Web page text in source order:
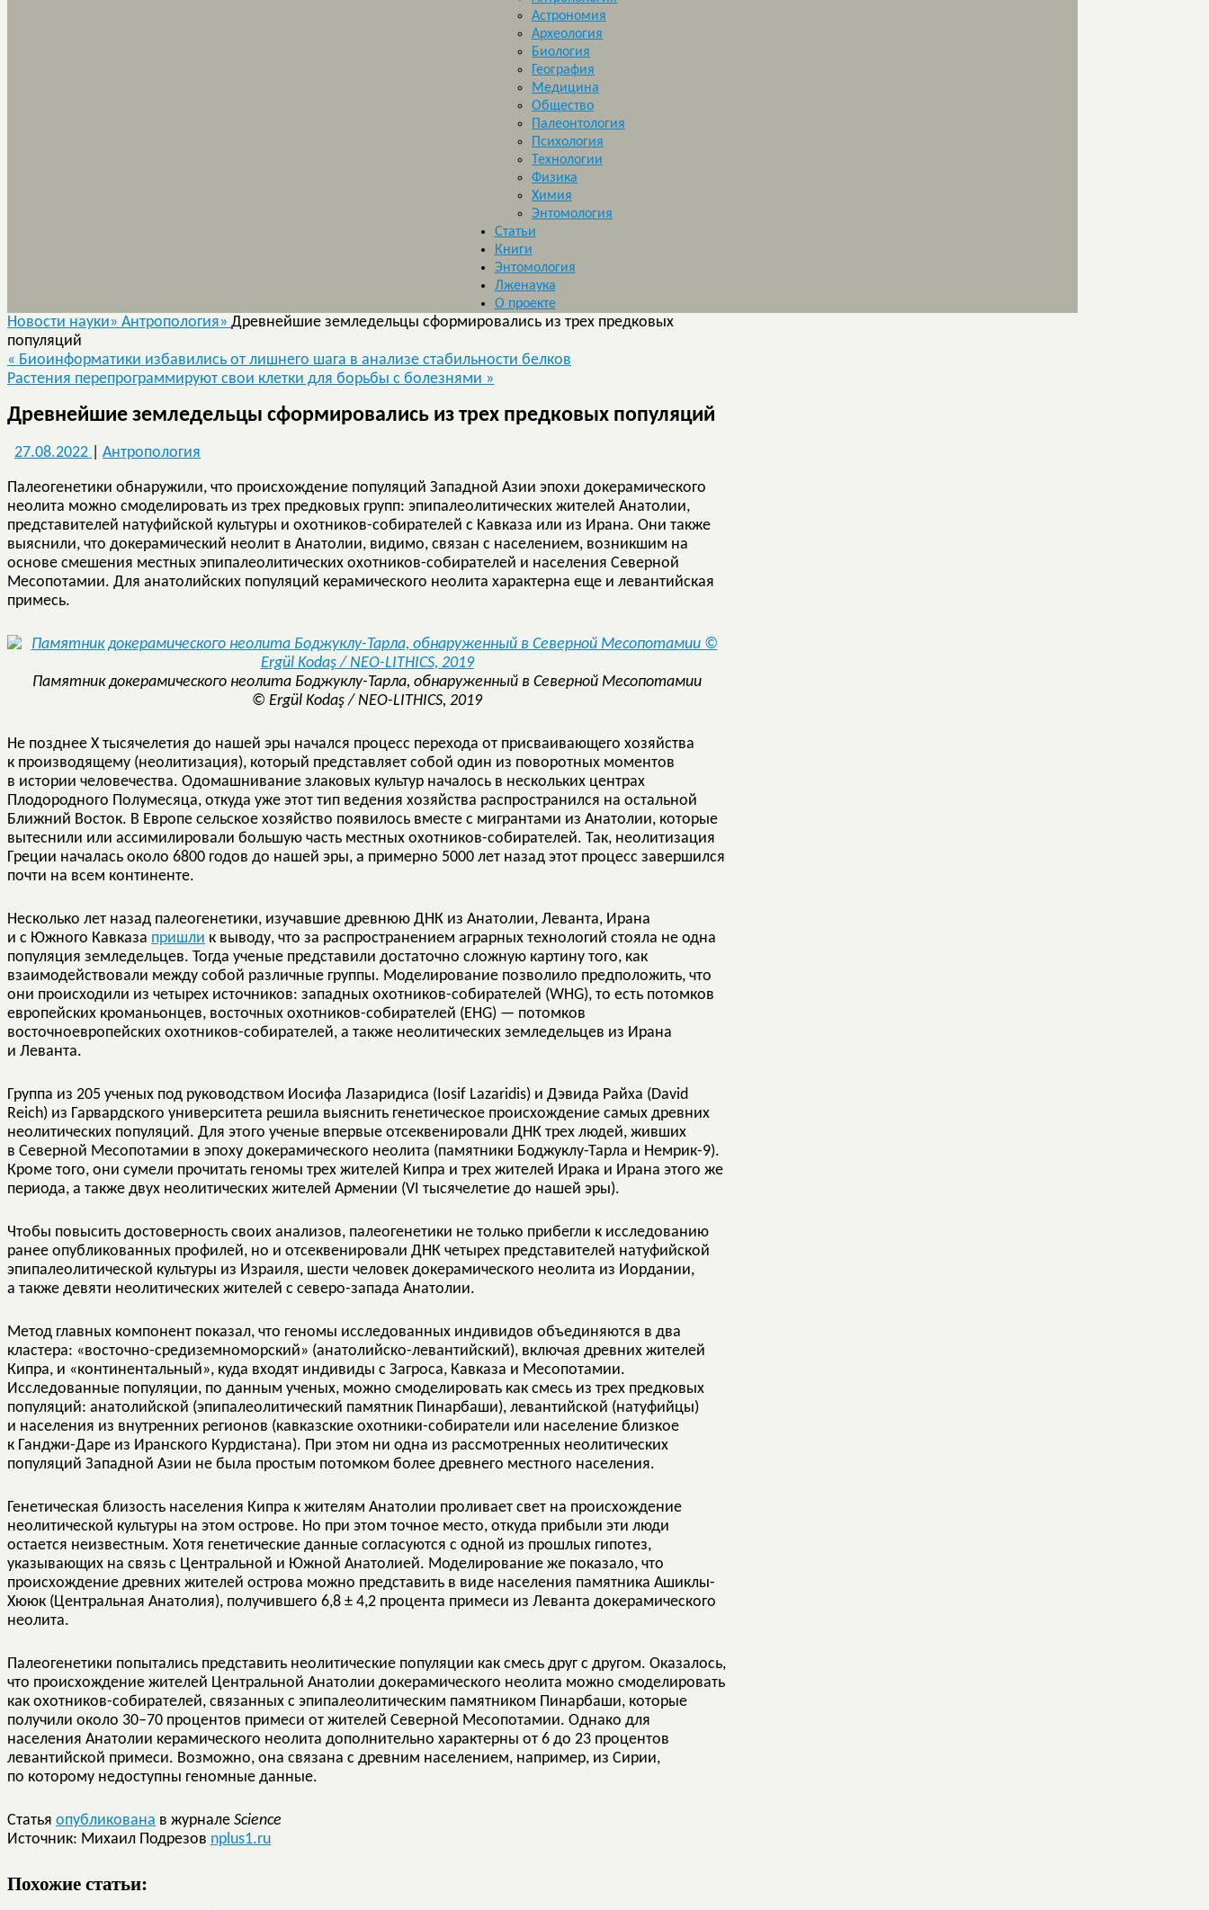
Астрономия
Археология
Биология
География
Медицина
Общество
Палеонтология
Психология
Технологии
Физика
Химия
Энтомология
Статьи
Книги
Энтомология
Лженаука
О проекте
Новости науки» Антропология» Древнейшие земледельцы сформировались из трех предковых
популяций
« Биоинформатики избавились от лишнего шага в анализе стабильности белков
Растения перепрограммируют свои клетки для борьбы с болезнями »
Древнейшие земледельцы сформировались из трех предковых популяций
27.08.2022 Антропология
Палеогенетики обнаружили, что происхождение популяций Западной Азии эпохи докерамического
неолита можно смоделировать из трех предковых групп: эпипалеолитических жителей Анатолии,
представителей натуфийской культуры и охотников-собирателей с Кавказа или из Ирана. Они также
выяснили, что докерамический неолит в Анатолии, видимо, связан с населением, возникшим на
основе смешения местных эпипалеолитических охотников-собирателей и населения Северной
Месопотамии. Для анатолийских популяций керамического неолита характерна еще и левантийская
примесь.
Памятник докерамического неолита Боджуклу-Тарла, обнаруженный в Северной Месопотамии
© Ergül Kodaş / NEO-LITHICS, 2019
Не позднее X тысячелетия до нашей эры начался процесс перехода от присваивающего хозяйства
к производящему (неолитизация), который представляет собой один из поворотных моментов
в истории человечества. Одомашнивание злаковых культур началось в нескольких центрах
Плодородного Полумесяца, откуда уже этот тип ведения хозяйства распространился на остальной
Ближний Восток. В Европе сельское хозяйство появилось вместе с мигрантами из Анатолии, которые
вытеснили или ассимилировали большую часть местных охотников-собирателей. Так, неолитизация
Греции началась около 6800 годов до нашей эры, а примерно 5000 лет назад этот процесс завершился
почти на всем континенте.
Несколько лет назад палеогенетики, изучавшие древнюю ДНК из Анатолии, Леванта, Ирана
и с Южного Кавказа пришли к выводу, что за распространением аграрных технологий стояла не одна
популяция земледельцев. Тогда ученые представили достаточно сложную картину того, как
взаимодействовали между собой различные группы. Моделирование позволило предположить, что
они происходили из четырех источников: западных охотников-собирателей (WHG), то есть потомков
европейских кроманьонцев, восточных охотников-собирателей (EHG) — потомков
восточноевропейских охотников-собирателей, а также неолитических земледельцев из Ирана
и Леванта.
Группа из 205 ученых под руководством Иосифа Лазаридиса (Iosif Lazaridis) и Дэвида Райха (David
Reich) из Гарвардского университета решила выяснить генетическое происхождение самых древних
неолитических популяций. Для этого ученые впервые отсеквенировали ДНК трех людей, живших
в Северной Месопотамии в эпоху докерамического неолита (памятники Боджуклу-Тарла и Немрик-9).
Кроме того, они сумели прочитать геномы трех жителей Кипра и трех жителей Ирака и Ирана этого же
периода, а также двух неолитических жителей Армении (VI тысячелетие до нашей эры).
Чтобы повысить достоверность своих анализов, палеогенетики не только прибегли к исследованию
ранее опубликованных профилей, но и отсеквенировали ДНК четырех представителей натуфийской
эпипалеолитической культуры из Израиля, шести человек докерамического неолита из Иордании,
а также девяти неолитических жителей с северо-запада Анатолии.
Метод главных компонент показал, что геномы исследованных индивидов объединяются в два
кластера: «восточно-средиземноморский» (анатолийско-левантийский), включая древних жителей
Кипра, и «континентальный», куда входят индивиды с Загроса, Кавказа и Месопотамии.
Исследованные популяции, по данным ученых, можно смоделировать как смесь из трех предковых
популяций: анатолийской (эпипалеолитический памятник Пинарбаши), левантийской (натуфийцы)
и населения из внутренних регионов (кавказские охотники-собиратели или население близкое
к Ганджи-Даре из Иранского Курдистана). При этом ни одна из рассмотренных неолитических
популяций Западной Азии не была простым потомком более древнего местного населения.
Генетическая близость населения Кипра к жителям Анатолии проливает свет на происхождение
неолитической культуры на этом острове. Но при этом точное место, откуда прибыли эти люди
остается неизвестным. Хотя генетические данные согласуются с одной из прошлых гипотез,
указывающих на связь с Центральной и Южной Анатолией. Моделирование же показало, что
происхождение древних жителей острова можно представить в виде населения памятника Ашиклы-
Хююк (Центральная Анатолия), получившего 6,8 ± 4,2 процента примеси из Леванта докерамического
неолита.
Палеогенетики попытались представить неолитические популяции как смесь друг с другом. Оказалось,
что происхождение жителей Центральной Анатолии докерамического неолита можно смоделировать
как охотников-собирателей, связанных с эпипалеолитическим памятником Пинарбаши, которые
получили около 30–70 процентов примеси от жителей Северной Месопотамии. Однако для
населения Анатолии керамического неолита дополнительно характерны от 6 до 23 процентов
левантийской примеси. Возможно, она связана с древним населением, например, из Сирии,
по которому недоступны геномные данные.
Статья опубликована в журнале Science
Источник: Михаил Подрезов nplus1.ru
Похожие статьи: